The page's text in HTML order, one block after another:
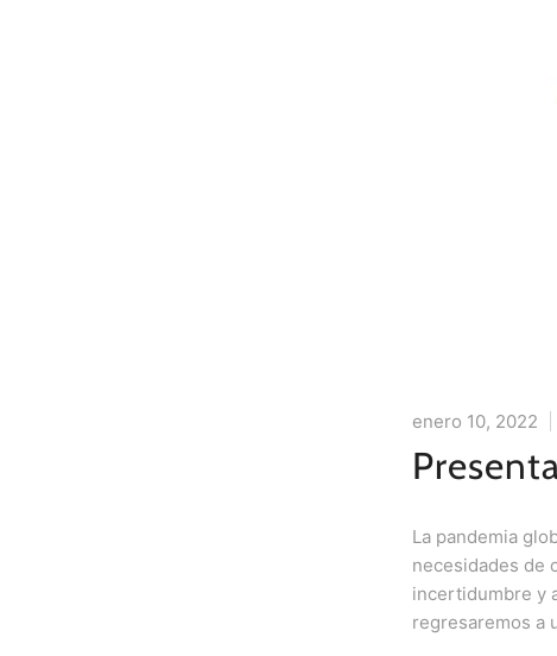
enero 10, 2022
La pandemia
necesidades de
incertidumbre y
regresaremos a